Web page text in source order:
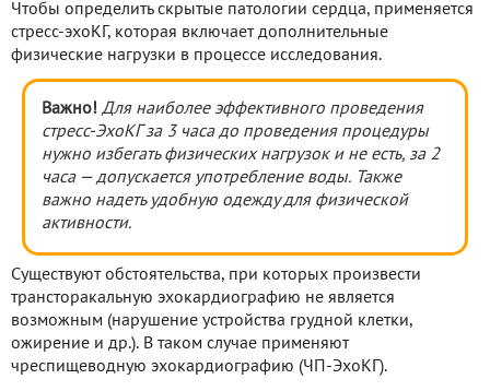
Чтобы определить скрытые патологии сердца, применяется
стресс-эхоКГ, которая включает дополнительные
физические нагрузки в процессе исследования.
Важно! Для наиболее эффективного проведения
стресс-ЭхоКГ за 3 часа до проведения процедуры
нужно избегать физических нагрузок и не есть, за 2
часа — допускается употребление воды. Также
важно надеть удобную одежду для физической
активности.
Существуют обстоятельства, при которых произвести
трансторакальную эхокардиографию не является
возможным (нарушение устройства грудной клетки,
ожирение и др.). В таком случае применяют
чреспищеводную эхокардиографию (ЧП-ЭхоКГ).